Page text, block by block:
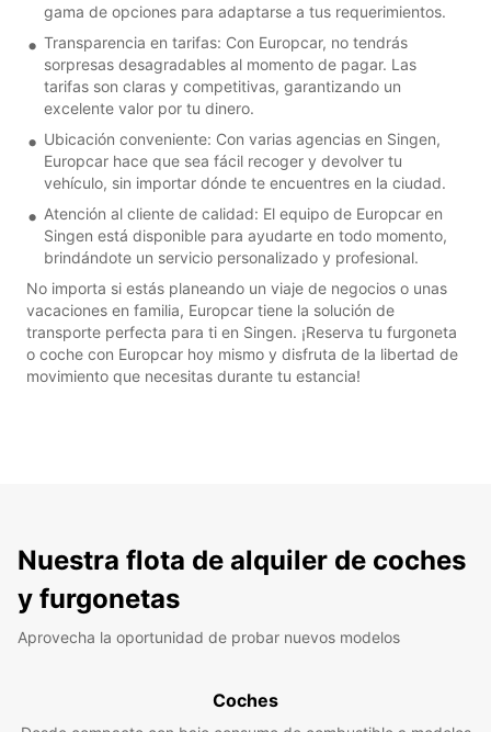
gama de opciones para adaptarse a tus requerimientos.
Transparencia en tarifas: Con Europcar, no tendrás
sorpresas desagradables al momento de pagar. Las
tarifas son claras y competitivas, garantizando un
excelente valor por tu dinero.
Ubicación conveniente: Con varias agencias en Singen,
Europcar hace que sea fácil recoger y devolver tu
vehículo, sin importar dónde te encuentres en la ciudad.
Atención al cliente de calidad: El equipo de Europcar en
Singen está disponible para ayudarte en todo momento,
brindándote un servicio personalizado y profesional.
No importa si estás planeando un viaje de negocios o unas
vacaciones en familia, Europcar tiene la solución de
transporte perfecta para ti en Singen. ¡Reserva tu furgoneta
o coche con Europcar hoy mismo y disfruta de la libertad de
movimiento que necesitas durante tu estancia!
Nuestra flota de alquiler de coches
y furgonetas
Aprovecha la oportunidad de probar nuevos modelos
Coches